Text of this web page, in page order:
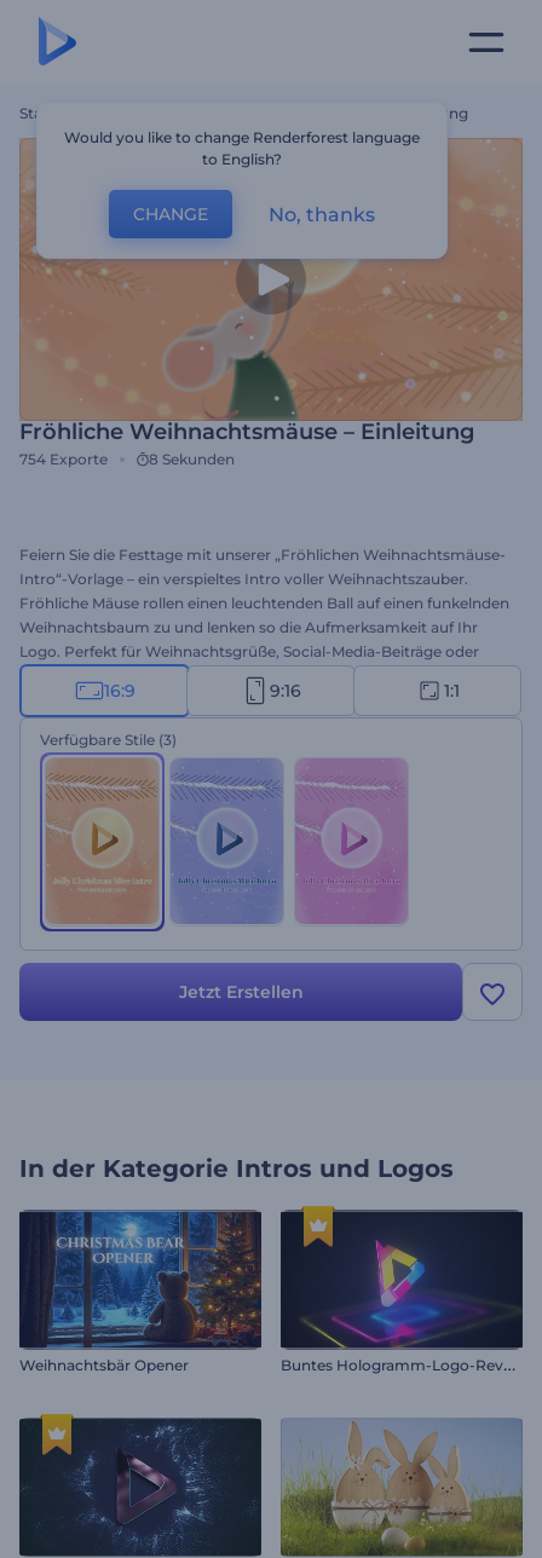
Startseite Fröhliche Weihnachtsmäuse – Einleitung
Fröhliche Weihnachtsmäuse – Einleitung
754 Exporte 8 Sekunden
Feiern Sie die Festtage mit unserer „Fröhlichen Weihnachtsmäuse-
Intro“-Vorlage – ein verspieltes Intro voller Weihnachtszauber.
Fröhliche Mäuse rollen einen leuchtenden Ball auf einen funkelnden
Weihnachtsbaum zu und lenken so die Aufmerksamkeit auf Ihr
Logo. Perfekt für Weihnachtsgrüße, Social-Media-Beiträge oder
Weihnachtsaktionen: Dieses Intro bringt festliche Stimmung in
jedes Projekt. Laden Sie Ihr Logo hoch, geben Sie Ihre Nachricht ein
und wählen Sie einen stimmungsvollen Musiktitel. Legen Sie jetzt
los und lassen Sie Ihre Marke erstrahlen!
16:9 9:16 1:1
Verfügbare Stile (3)
Jetzt Erstellen
In der Kategorie Intros und Logos
Weihnachtsbär Opener B
untes Hologramm-Logo-Reveal
Would you like to change Renderforest language
to English?
CHANGE No, thanks